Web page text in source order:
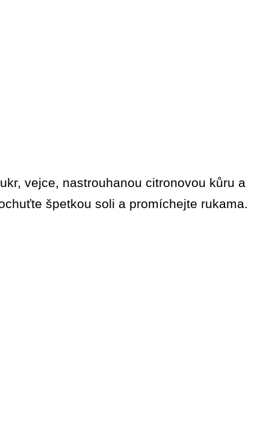
vejce, nastrouhanou citronovou kůru a
špetkou soli a promíchejte rukama.